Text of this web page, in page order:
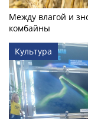
Между влагой и
комбайны
Культура